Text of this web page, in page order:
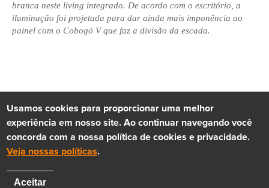
Usamos cookies para proporcionar uma melhor
experiência em nosso site. Ao continuar navegando você
concorda com a nossa política de cookies e privacidade.
Veja nossas políticas.
Aceitar
branca neste living integrado. De acordo com o escritório, a
iluminação foi projetada para dar ainda mais imponência ao
painel com o Cobogó V que faz a divisão da escada.